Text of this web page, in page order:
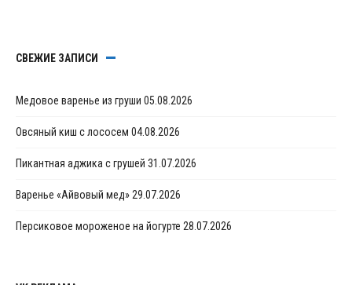
СВЕЖИЕ ЗАПИСИ
Медовое варенье из груши 05.08.2026
Овсяный киш с лососем 04.08.2026
Пикантная аджика с грушей 31.07.2026
Варенье «Айвовый мед» 29.07.2026
Персиковое мороженое на йогурте 28.07.2026